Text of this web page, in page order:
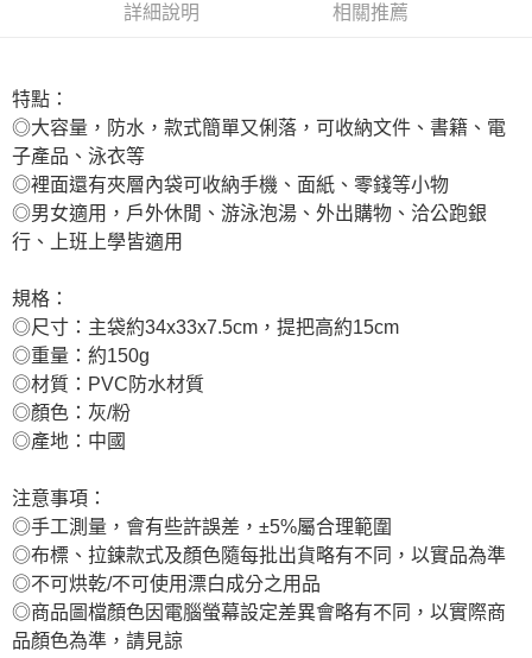
詳細說明 相關推薦
特點：
◎大容量，防水，款式簡單又俐落，可收納文件、書籍、電
子產品、泳衣等
◎裡面還有夾層內袋可收納手機、面紙、零錢等小物
◎男女適用，戶外休閒、游泳泡湯、外出購物、洽公跑銀
行、上班上學皆適用
規格：
◎尺寸：主袋約34x33x7.5cm，提把高約15cm
◎重量：約150g
◎材質：PVC防水材質
◎顏色：灰/粉
◎產地：中國
注意事項：
◎手工測量，會有些許誤差，±5%屬合理範圍
◎布標、拉鍊款式及顏色隨每批出貨略有不同，以實品為準
◎不可烘乾/不可使用漂白成分之用品
◎商品圖檔顏色因電腦螢幕設定差異會略有不同，以實際商
品顏色為準，請見諒